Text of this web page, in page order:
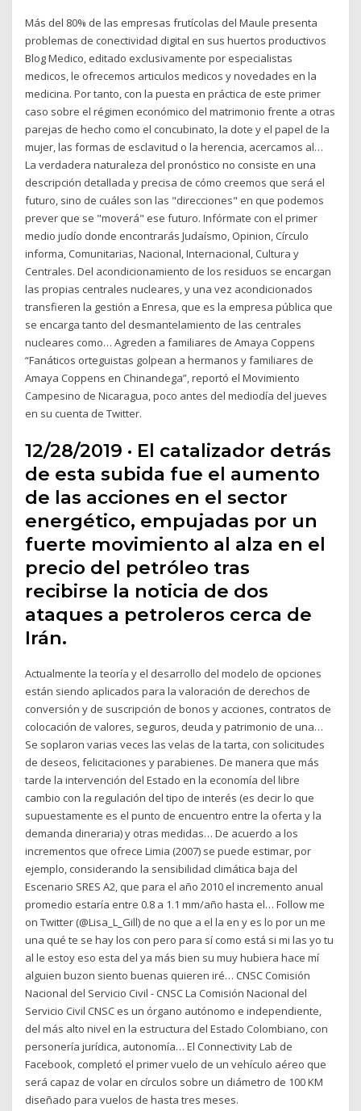
Más del 80% de las empresas frutícolas del Maule presenta
problemas de conectividad digital en sus huertos productivos
Blog Medico, editado exclusivamente por especialistas
medicos, le ofrecemos articulos medicos y novedades en la
medicina. Por tanto, con la puesta en práctica de este primer
caso sobre el régimen económico del matrimonio frente a otras
parejas de hecho como el concubinato, la dote y el papel de la
mujer, las formas de esclavitud o la herencia, acercamos al…
La verdadera naturaleza del pronóstico no consiste en una
descripción detallada y precisa de cómo creemos que será el
futuro, sino de cuáles son las "direcciones" en que podemos
prever que se "moverá" ese futuro. Infórmate con el primer
medio judío donde encontrarás Judaísmo, Opinion, Círculo
informa, Comunitarias, Nacional, Internacional, Cultura y
Centrales. Del acondicionamiento de los residuos se encargan
las propias centrales nucleares, y una vez acondicionados
transfieren la gestión a Enresa, que es la empresa pública que
se encarga tanto del desmantelamiento de las centrales
nucleares como… Agreden a familiares de Amaya Coppens
“Fanáticos orteguistas golpean a hermanos y familiares de
Amaya Coppens en Chinandega”, reportó el Movimiento
Campesino de Nicaragua, poco antes del mediodía del jueves
en su cuenta de Twitter.
12/28/2019 · El catalizador detrás
de esta subida fue el aumento
de las acciones en el sector
energético, empujadas por un
fuerte movimiento al alza en el
precio del petróleo tras
recibirse la noticia de dos
ataques a petroleros cerca de
Irán.
Actualmente la teoría y el desarrollo del modelo de opciones
están siendo aplicados para la valoración de derechos de
conversión y de suscripción de bonos y acciones, contratos de
colocación de valores, seguros, deuda y patrimonio de una…
Se soplaron varias veces las velas de la tarta, con solicitudes
de deseos, felicitaciones y parabienes. De manera que más
tarde la intervención del Estado en la economía del libre
cambio con la regulación del tipo de interés (es decir lo que
supuestamente es el punto de encuentro entre la oferta y la
demanda dineraria) y otras medidas… De acuerdo a los
incrementos que ofrece Limia (2007) se puede estimar, por
ejemplo, considerando la sensibilidad climática baja del
Escenario SRES A2, que para el año 2010 el incremento anual
promedio estaría entre 0.8 a 1.1 mm/año hasta el… Follow me
on Twitter (@Lisa_L_Gill) de no que a el la en y es lo por un me
una qué te se hay los con pero para sí como está si mi las yo tu
al le estoy eso esta del ya más bien su muy hubiera hace mí
alguien buzon siento buenas quieren iré… CNSC Comisión
Nacional del Servicio Civil - CNSC La Comisión Nacional del
Servicio Civil CNSC es un órgano autónomo e independiente,
del más alto nivel en la estructura del Estado Colombiano, con
personería jurídica, autonomía… El Connectivity Lab de
Facebook, completó el primer vuelo de un vehículo aéreo que
será capaz de volar en círculos sobre un diámetro de 100 KM
diseñado para vuelos de hasta tres meses.